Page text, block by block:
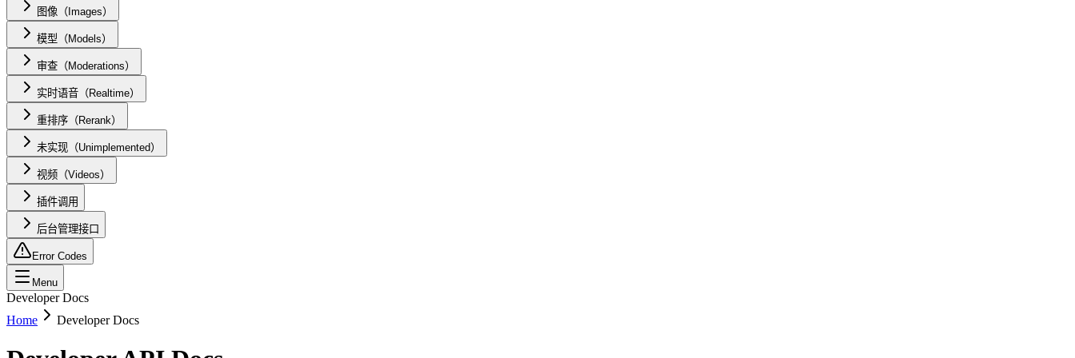
图像（Images）
模型（Models）
审查（Moderations）
实时语音（Realtime）
重排序（Rerank）
未实现（Unimplemented）
视频（Videos）
插件调用
后台管理接口
Error Codes
Menu
Developer Docs
Home
Developer Docs